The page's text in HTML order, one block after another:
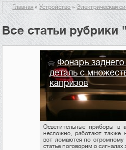
Главная»Устройство»Электрическая
Все статьи
Фонарь заднего
деталь с
капризов
Осветительные приборы в
несложно, работают также
вот ломаются по огромному
статье поговорим о сигналах